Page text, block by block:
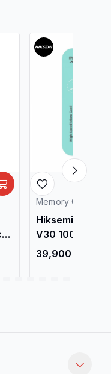
Memory Card
Hiksemi Neo
V30 100MB/s
Memory Card
39,900 ₮